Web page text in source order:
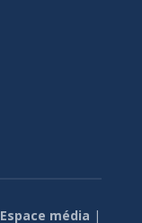
Espace média |